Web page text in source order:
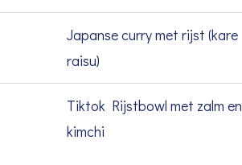
Japanse curry met rijst (kare
raisu)
Tiktok Rijstbowl met zalm en
kimchi